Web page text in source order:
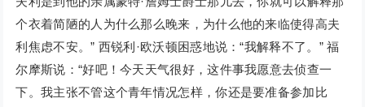
个衣着简陋的人为什么那么晚来，为什么他的来临使得高夫
利焦虑不安。” 西锐利·欧沃顿困惑地说：“我解释不了。” 福
尔摩斯说：“好吧！今天天气很好，这件事我愿意去侦查一
下。我主张不管这个青年情况怎样，你还是要准备参加比